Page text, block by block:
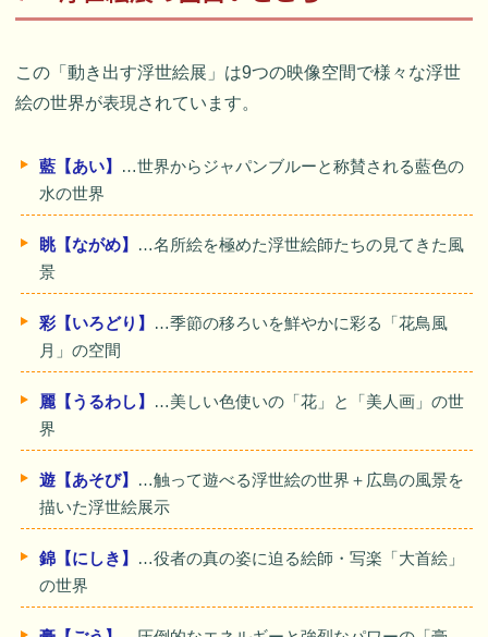
この「動き出す浮世絵展」は9つの映像空間で様々な浮世
絵の世界が表現されています。
藍【あい】 …世界からジャパンブルーと称賛される藍色の
水の世界
眺【ながめ】 …名所絵を極めた浮世絵師たちの見てきた風
景
彩【いろどり】 …季節の移ろいを鮮やかに彩る「花鳥風
月」の空間
麗【うるわし】 …美しい色使いの「花」と「美人画」の世
界
遊【あそび】 …触って遊べる浮世絵の世界＋広島の風景を
描いた浮世絵展示
錦【にしき】 …役者の真の姿に迫る絵師・写楽「大首絵」
の世界